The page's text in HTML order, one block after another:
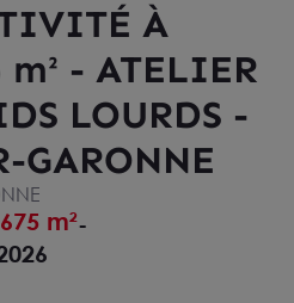
À
- ATELIER
LOURDS -
GARONNE
675 m²-